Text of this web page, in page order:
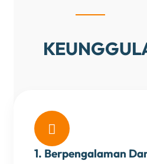

1. Berpengalaman